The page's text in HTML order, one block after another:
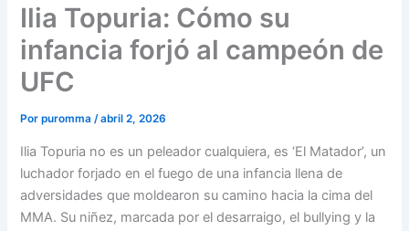
Ilia Topuria: Cómo su
infancia forjó al campeón de
UFC
Porpuromma/abril 2, 2026
Ilia Topuria no es un peleador cualquiera, es ‘El Matador’, un
luchador forjado en el fuego de una infancia llena de
adversidades que moldearon su camino hacia la cima del
MMA. Su niñez, marcada por el desarraigo, el bullying y la